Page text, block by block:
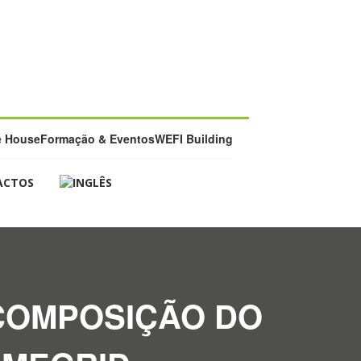
HouseFormação & EventosWEFI Building
DO